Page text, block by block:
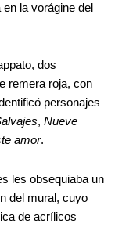
la vorágine del
dos
remera roja, con
personajes
, Nueve
amor.
les obsequiaba un
del mural, cuyo
de acrílicos